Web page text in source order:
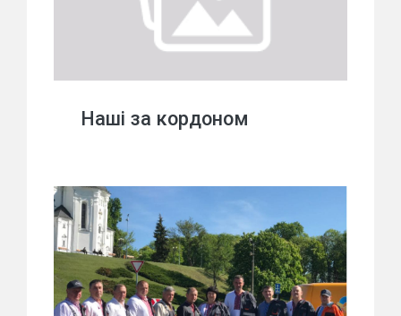
Наші за кордоном